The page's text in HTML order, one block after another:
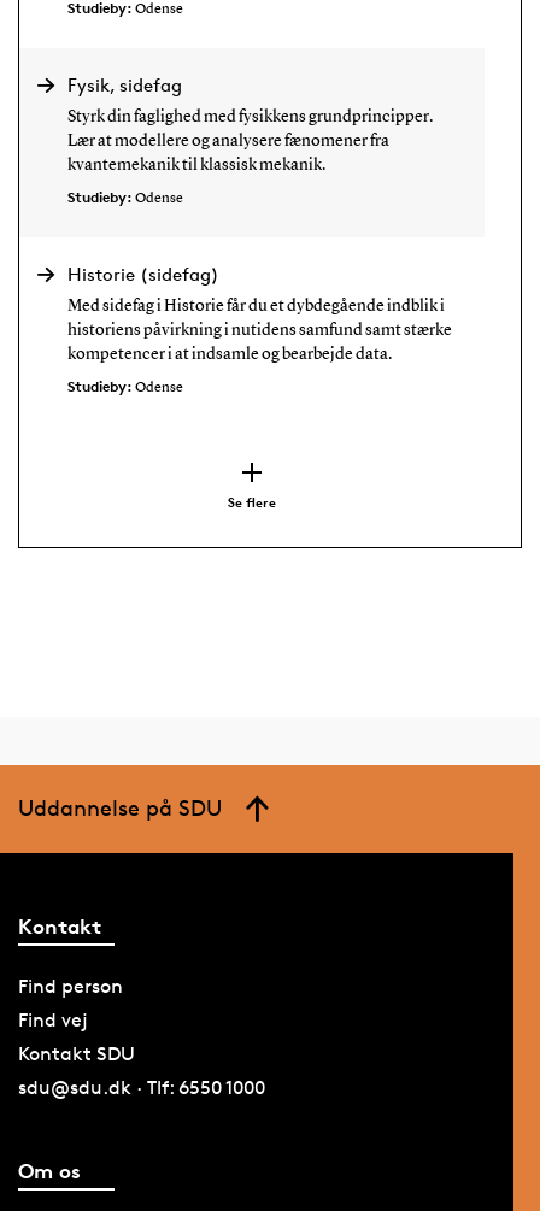
Studieby: Odense
Fysik, sidefag
Styrk din faglighed med fysikkens grundprincipper.
Lær at modellere og analysere fænomener fra
kvantemekanik til klassisk mekanik.
Studieby: Odense
Historie (sidefag)
Med sidefag i Historie får du et dybdegående indblik i
historiens påvirkning i nutidens samfund samt stærke
kompetencer i at indsamle og bearbejde data.
Studieby: Odense
Se flere
Uddannelse på SDU
Kontakt
Find person
Find vej
Kontakt SDU
sdu@sdu.dk · Tlf: 6550 1000
Om os